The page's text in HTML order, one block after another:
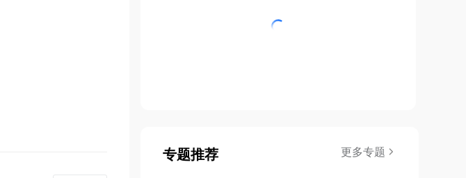
专题推荐 更多专题